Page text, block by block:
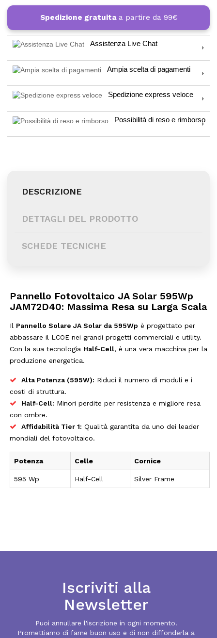
Spedizione gratuita a partire da 99€
Assistenza Live Chat
Ampia scelta di pagamenti
Spedizione express veloce
Possibilità di reso e rimborso
DESCRIZIONE
DETTAGLI DEL PRODOTTO
SCHEDE TECNICHE
Pannello Fotovoltaico JA Solar 595Wp
JAM72D40: Massima Resa su Larga Scala
Il Pannello Solare JA Solar da 595Wp è progettato per
abbassare il LCOE nei grandi progetti commerciali e utility.
Con la sua tecnologia Half-Cell, è una vera macchina per la
produzione energetica.
Alta Potenza (595W): Riduci il numero di moduli e i
costi di struttura.
Half-Cell: Minori perdite per resistenza e migliore resa
con ombre.
Affidabilità Tier 1: Qualità garantita da uno dei leader
mondiali del fotovoltaico.
Potenza Celle Cornice
595 Wp Half-Cell Silver Frame
Iscriviti alla
Newsletter
Puoi annullare l'iscrizione in ogni momento.
Promettiamo di farne buon uso e di non diffonderla a